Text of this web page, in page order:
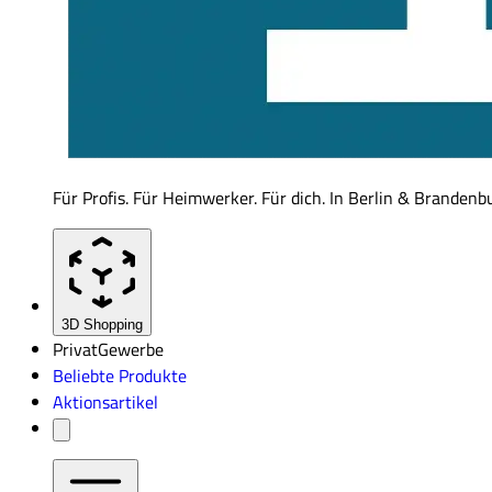
Für Profis. Für Heimwerker. Für dich. In Berlin &
3D Shopping
PrivatGewerbe
Beliebte Produkte
Aktionsartikel